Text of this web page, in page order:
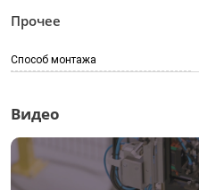
Прочее
Способ монтажа
Видео